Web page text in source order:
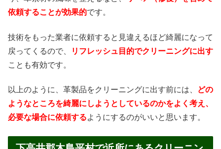
依頼することが効果的です。
技術をもった業者に依頼すると見違えるほど綺麗になって
戻ってくるので、
リフレッシュ目的でクリーニングに出す
ことも有効です。
以上のように、革製品をクリーニングに出す前には、
どの
ようなところを綺麗にしようとしているのかをよく考え、
必要な場合に依頼するようにするのがいいと思います。